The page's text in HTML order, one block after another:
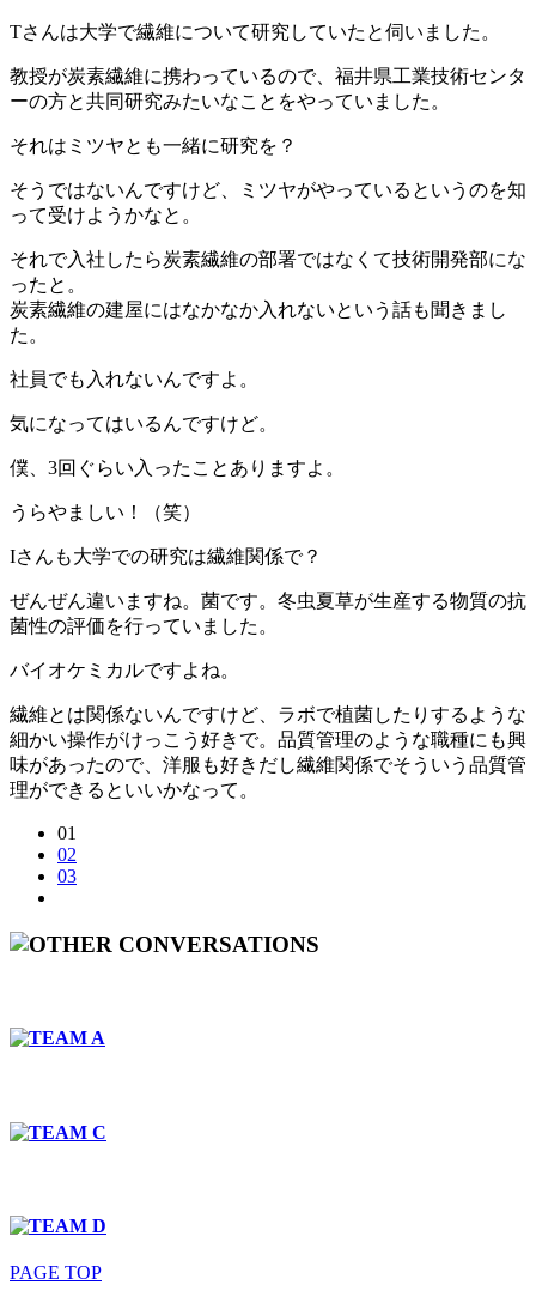
Tさんは大学で繊維について研究していたと伺いました。
教授が炭素繊維に携わっているので、福井県工業技術センタ
ーの方と共同研究みたいなことをやっていました。
それはミツヤとも一緒に研究を？
そうではないんですけど、ミツヤがやっているというのを知
って受けようかなと。
それで入社したら炭素繊維の部署ではなくて技術開発部にな
ったと。
炭素繊維の建屋にはなかなか入れないという話も聞きまし
た。
社員でも入れないんですよ。
気になってはいるんですけど。
僕、3回ぐらい入ったことありますよ。
うらやましい！（笑）
Iさんも大学での研究は繊維関係で？
ぜんぜん違いますね。菌です。冬虫夏草が生産する物質の抗
菌性の評価を行っていました。
バイオケミカルですよね。
繊維とは関係ないんですけど、ラボで植菌したりするような
細かい操作がけっこう好きで。品質管理のような職種にも興
味があったので、洋服も好きだし繊維関係でそういう品質管
理ができるといいかなって。
01
02
03
PAGE TOP